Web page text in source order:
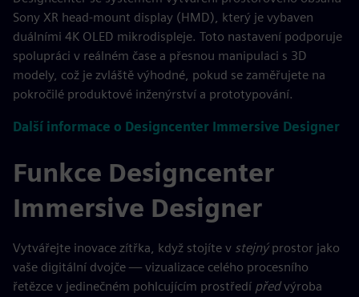
Sony XR head-mount display (HMD), který je vybaven
duálními 4K OLED mikrodispleje. Toto nastavení podporuje
spolupráci v reálném čase a přesnou manipulaci s 3D
modely, což je zvláště výhodné, pokud se zaměřujete na
pokročilé produktové inženýrství a prototypování.
Další informace o Designcenter Immersive Designer
Funkce Designcenter
Immersive Designer
Vytvářejte inovace zítřka, když stojíte v stejný prostor jako
vaše digitální dvojče — vizualizace celého procesního
řetězce v jedinečném pohlcujícím prostředí předvýroba